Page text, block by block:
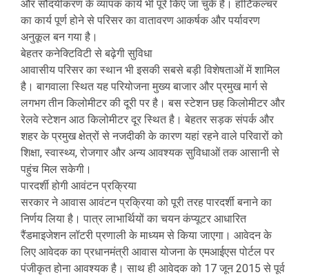
और सौंदर्यीकरण के व्यापक कार्य भी पूरे किए जा चुके हैं। हॉर्टिकल्चर
का कार्य पूर्ण होने से परिसर का वातावरण आकर्षक और पर्यावरण
अनुकूल बन गया है।
बेहतर कनेक्टिविटी से बढ़ेगी सुविधा
आवासीय परिसर का स्थान भी इसकी सबसे बड़ी विशेषताओं में शामिल
है। बागवाला स्थित यह परियोजना मुख्य बाजार और प्रमुख मार्ग से
लगभग तीन किलोमीटर की दूरी पर है। बस स्टेशन छह किलोमीटर और
रेलवे स्टेशन आठ किलोमीटर दूर स्थित है। बेहतर सड़क संपर्क और
शहर के प्रमुख क्षेत्रों से नजदीकी के कारण यहां रहने वाले परिवारों को
शिक्षा, स्वास्थ्य, रोजगार और अन्य आवश्यक सुविधाओं तक आसानी से
पहुंच मिल सकेगी।
पारदर्शी होगी आवंटन प्रक्रिया
सरकार ने आवास आवंटन प्रक्रिया को पूरी तरह पारदर्शी बनाने का
निर्णय लिया है। पात्र लाभार्थियों का चयन कंप्यूटर आधारित
रैंडमाइजेशन लॉटरी प्रणाली के माध्यम से किया जाएगा। आवेदन के
लिए आवेदक का प्रधानमंत्री आवास योजना के एमआईएस पोर्टल पर
पंजीकृत होना आवश्यक है। साथ ही आवेदक को 17 जून 2015 से पूर्व